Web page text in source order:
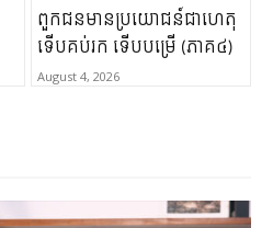
ពួកជនមានប្រយោជន៍ជាហេតុ
ទើបគប់រក ទើបបម្រើ (ភាគ៤)
August 4, 2026